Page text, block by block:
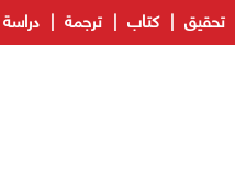
تحقيق كتاب ترجمة دراسة